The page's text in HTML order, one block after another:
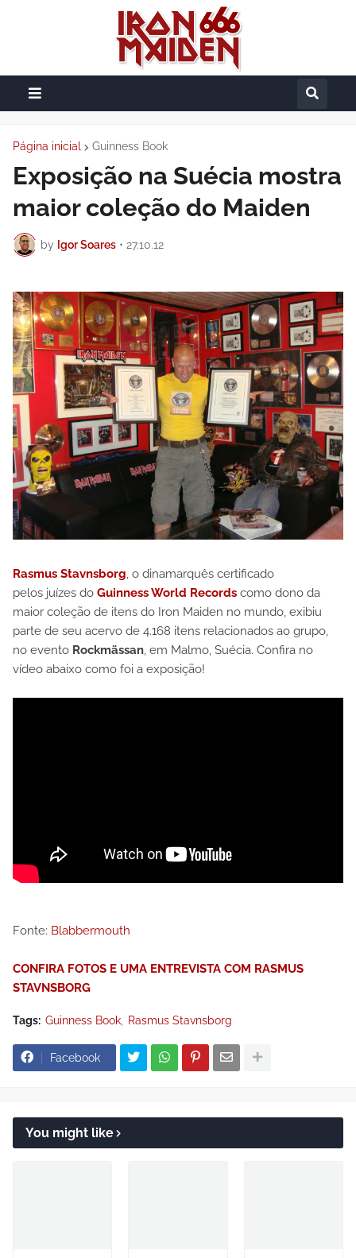
Página inicial Guinness Book
Exposição na Suécia mostra
maior coleção do Maiden
by Igor Soares • 27.10.12
Rasmus Stavnsborg, o dinamarquês certificado
pelos juízes do Guinness World Records como dono da
maior coleção de itens do Iron Maiden no mundo, exibiu
parte de seu acervo de 4.168 itens relacionados ao grupo,
no evento Rockmässan, em Malmo, Suécia. Confira no
vídeo abaixo como foi a exposição!
Fonte: Blabbermouth
CONFIRA FOTOS E UMA ENTREVISTA COM RASMUS
STAVNSBORG
Tags: Guinness Book Rasmus Stavnsborg
Facebook
You might like